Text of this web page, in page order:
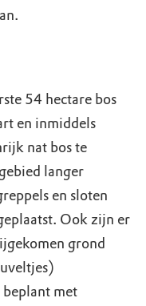
54 hectare bos
en inmiddels
nat bos te
langer
en sloten
Ook zijn er
grond
met